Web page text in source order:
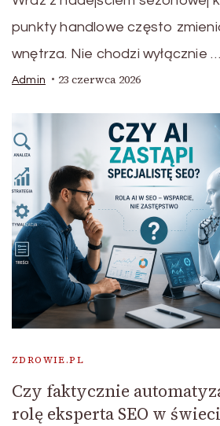
punkty handlowe często
wnętrza. Nie chodzi wyłącznie …
Admin 23 czerwca 2026
ZDROWIE.PL
Czy faktycznie
rolę eksperta SEO w